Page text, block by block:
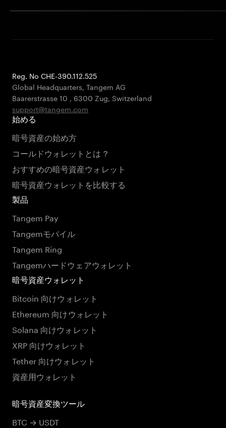
Reg. No CHE-390.112.525
Global Headquarters, Tangem AG
Baarerstrasse 10 , 6300 Zug, Switzerland
support@tangem.com
始める
暗号資産の始め方
コールドウォレットとは？
おすすめの暗号資産ウォレット
暗号資産ウォレットを比較する
製品
Tangem Pay
Tangemモバイル
Tangem Ring
Tangemハードウェアウォレット
暗号資産ウォレット
Bitcoin 向けウォレット
Ethereum 向けウォレット
Solana 向けウォレット
XRP 向けウォレット
Tether 向けウォレット
資産用ウォレット
暗号資産変換ツール
BTC → USDT